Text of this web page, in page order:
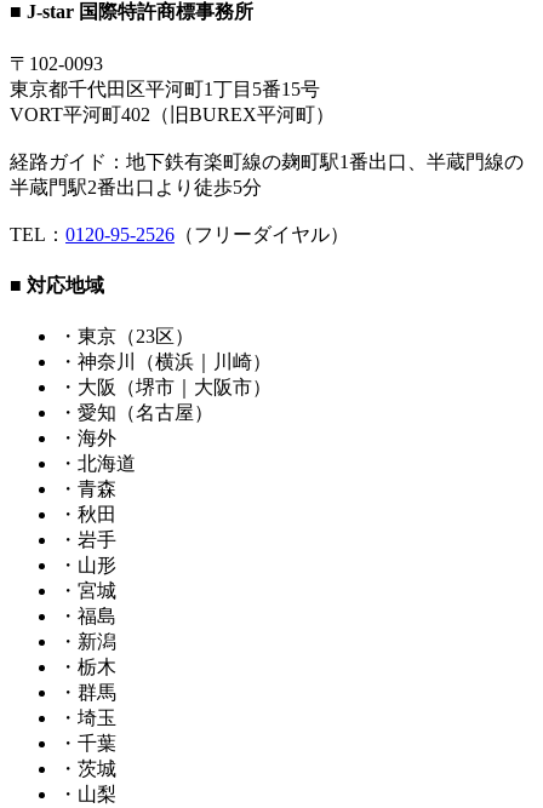
■ J-star 国際特許商標事務所
〒102-0093
東京都千代田区平河町1丁目5番15号
VORT平河町402（旧BUREX平河町）
経路ガイド：地下鉄有楽町線の麹町駅1番出口、半蔵門線の
半蔵門駅2番出口より徒歩5分
TEL： 0120-95-2526 （フリーダイヤル）
■ 対応地域
・東京（23区）
・神奈川（横浜｜川崎）
・大阪（堺市｜大阪市）
・愛知（名古屋）
・海外
・北海道
・青森
・秋田
・岩手
・山形
・宮城
・福島
・新潟
・栃木
・群馬
・埼玉
・千葉
・茨城
・山梨